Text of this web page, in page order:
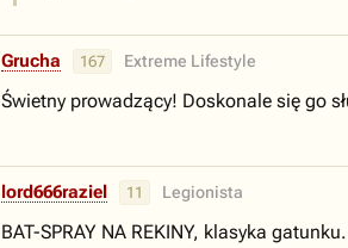
Grucha 167 Extreme Lifestyle
Świetny prowadzący! Doskonale się go
lord666raziel 11 Legionista
BAT-SPRAY NA REKINY, klasyka gatunku.